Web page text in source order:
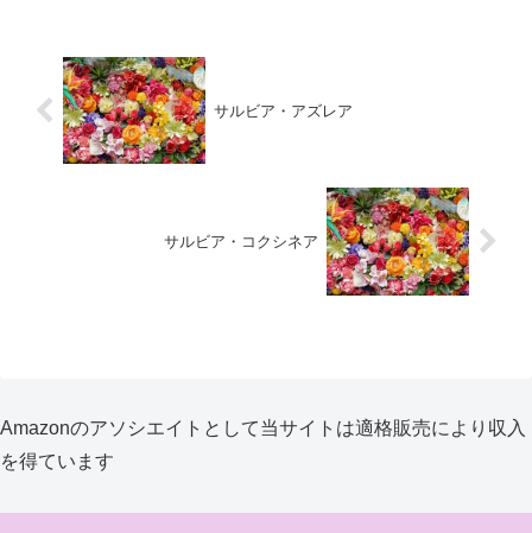
サルビア・アズレア
サルビア・コクシネア
Amazonのアソシエイトとして当サイトは適格販売により収入
を得ています